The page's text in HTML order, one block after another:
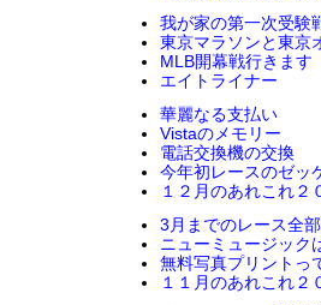
我が家の第一次受験
東京マラソンと東京
MLB開幕戦行きます
エイトライナー
華麗なる支払い
Vistaのメモリー
電話交換機の交換
今年初レースのゼッ
１２月のあれこれ２
3月までのレース全
ニューミュージック
無料写真プリントっ
１１月のあれこれ２